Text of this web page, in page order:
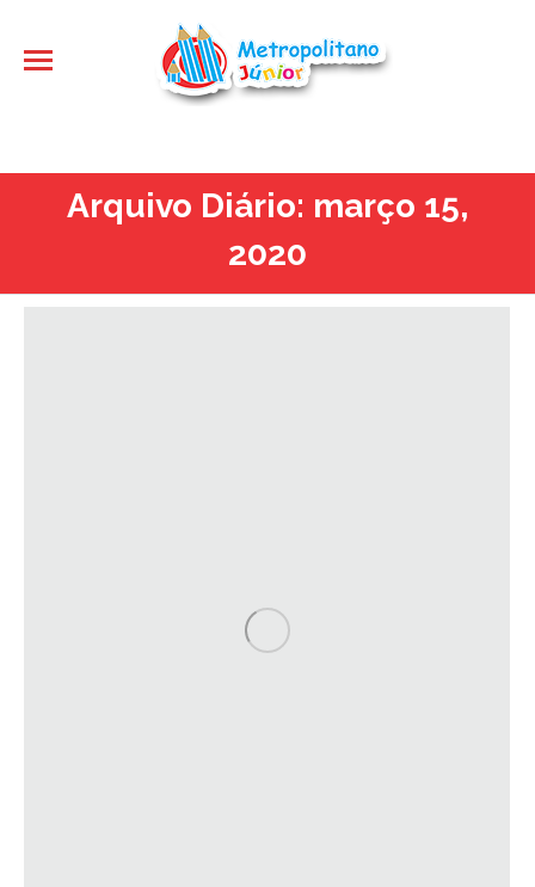
Arquivo Diário: março 15,
2020